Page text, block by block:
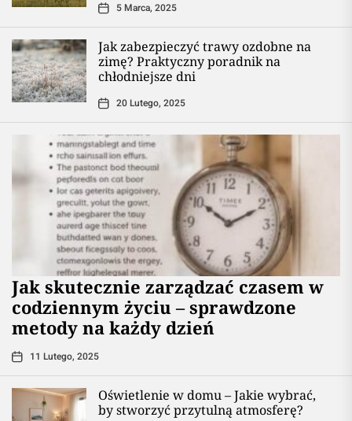
5 Marca, 2025
Jak zabezpieczyć trawy ozdobne na
zimę? Praktyczny poradnik na
chłodniejsze dni
20 Lutego, 2025
Jak skutecznie zarządzać czasem w
codziennym życiu – sprawdzone
metody na każdy dzień
11 Lutego, 2025
Oświetlenie w domu – Jakie wybrać,
by stworzyć przytulną atmosferę?